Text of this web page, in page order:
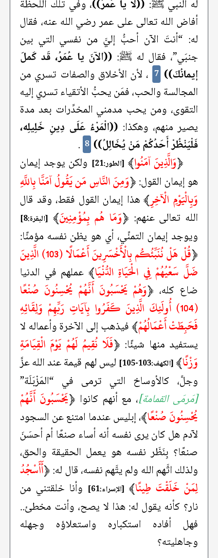
له النبي ﷺ: ((لا يا عُمرُ))، وفي تلك اللحظة
أفاض الله تعالى على عمر رضي الله عنه، فقال
له: “أنتَ الآن أحبُّ إليَّ من نفسي التي بين
جنبَي”، فقال له ﷺ: ((الآنَ يا عُمَرُ، قَد كَملَ
إيمانُكَ)) 7 ، لأن الأخلاق والصفات تسري من
المجالسة والحب، فمَن يحبُّ الأتقياء تسري إليه
التقوى، ومن يحب مدمني المخدِّرات بعد مدة
يصير منهم، وهكذا: ((الْمَرْءُ عَلَى دِينِ خَلِيلِه،
فَلْيَنْظُرْ أَحَدُكُمْ مَنْ يُخَالِلُ)) 8
.
﴿وَالَّذِينَ آمَنُوا﴾ [الطور:21]
ولكن يوجد إيمان
هو إيمان القول:﴿وَمِنَ النَّاسِ مَن يَقُولُ آمَنَّا بِاللَّهِ
وَبِالْيَوْمِ الْآخِرِ﴾هذا إيمان القول فقط، وقد قال
الله تعالى عنهم: ﴿وَمَا هُم بِمُؤْمِنِينَ﴾ [البقرة:8]
ويوجد إيمان التمنِّي، أي هو يظن نفسه مؤمنًا:
﴿
قُلْ هَلْ نُنَبِّئُكُم بِالْأَخْسَرِينَ أَعْمَالًا (103) الَّذِينَ
ضَلَّ سَعْيُهُمْ فِي الْحَيَاةِ الدُّنْيَا﴾ عملهم في الدنيا
ضاع كله، ﴿وَهُمْ يَحْسَبُونَ أَنَّهُمْ يُحْسِنُونَ صُنْعًا
(104) أُولَئِكَ الَّذِينَ كَفَرُوا بِآيَاتِ رَبِّهِمْ وَلِقَائِهِ
فَحَبِطَتْ أَعْمَالُهُمْ﴾فيذهب إلى الآخرة وأعماله لا
يستفيد منها شيئًا: ﴿فَلَا نُقِيمُ لَهُمْ يَوْمَ الْقِيَامَةِ
وَزْنًا﴾ [الكهف:103-105]
ليس لهم قيمة عند الله عزَّ
وجلَّ، كالأوساخ التي ترمى في “المَزْبَلَة”
[مَرمَى القمامة]، مع أنهم كانوا ﴿يَحْسَبُونَ أَنَّهُمْ
يُحْسِنُونَ صُنْعًا﴾، إبليس عندما امتنع عن السجود
لآدم هل كان يرى نفسه أنه أساء صنعًا أم أحسَنَ
صنعًا؟ بِنَظَر نفسه هو يعمل الحقيقة والحق،
ولذلك اتَّهم الله ولم يتَّهم نفسه، قال له:﴿أَأَسْجُدُ
لِمَنْ خَلَقْتَ طِينًا﴾ [الإسراء:61]
وأنا خلقتني من
نار؟ كأنه يقول له: هذا لا يصح، وأنت مخطئ..
فهل أفاده استكباره واستعلاؤه وجهله
وجاهليته؟